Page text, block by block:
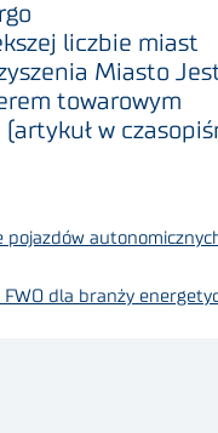
liczbie miast
Miasto
towarowym
(artykuł w
pojazdów
dla branży